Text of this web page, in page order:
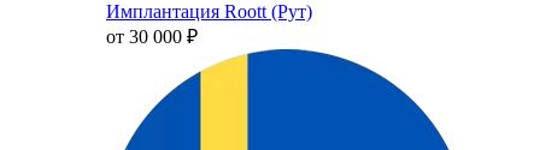
Имплантация Roott (Рут)
от 30 000 ₽